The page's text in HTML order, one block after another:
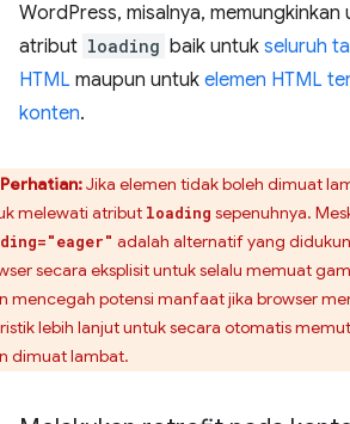
WordPress, misalnya, memungkinkan
atribut loading baik untuk seluruh
HTML maupun untuk elemen HTML
konten.
Perhatian:Jika elemen tidak boleh dimuat
melewati atribut loading sepenuhnya.
adalah alternatif yang
secara eksplisit untuk selalu memuat
mencegah potensi manfaat jika browser
lebih lanjut untuk secara otomatis
dimuat lambat.